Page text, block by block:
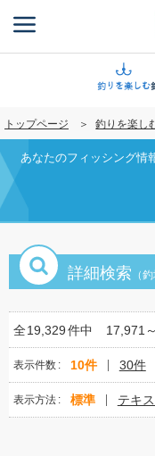
ン
に
移
動
釣りを楽しむ
トップページ 釣りを楽し
あなたのフィッシング情
詳細検索 （
全19,329件中 17,971
表示件数 10件 30件
表示方法 標準 テキ